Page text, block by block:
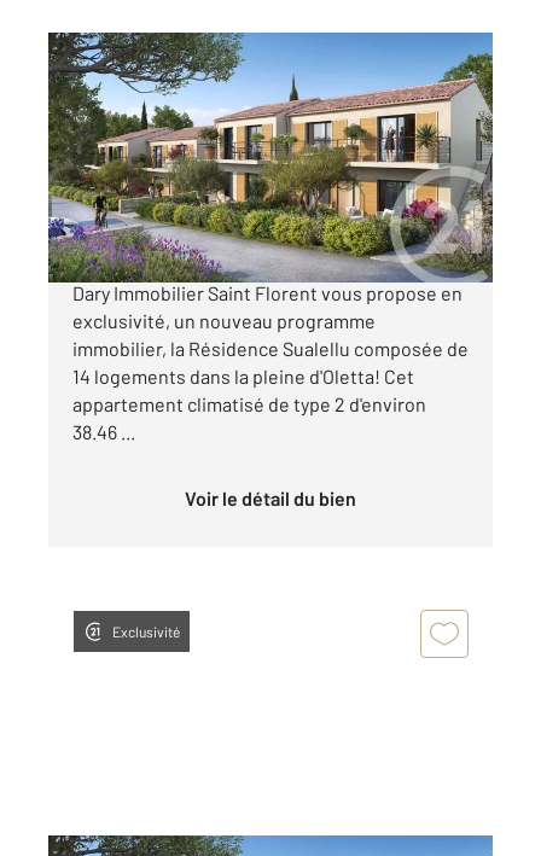
OLETTA 202
38,46 m2, 2 pièces
Ref : 772
Appartement T2 à vendre
153 000 €
OFFRE DE LANCEMENT L'agence Century21
Dary Immobilier Saint Florent vous propose en
exclusivité, un nouveau programme
immobilier, la Résidence Sualellu composée de
14 logements dans la pleine d'Oletta! Cet
appartement climatisé de type 2 d'environ
38.46 ...
Voir le détail du bien
Exclusivité